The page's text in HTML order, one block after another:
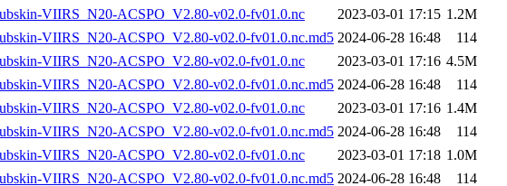
VIIRS_N20-ACSPO_V2.80-v02.0-fv01.0.nc
2023-03-01 17:15 1.2M
VIIRS_N20-ACSPO_V2.80-v02.0-fv01.0.nc.md5 2024-06-28 16:48
114
VIIRS_N20-ACSPO_V2.80-v02.0-fv01.0.nc
2023-03-01 17:16 4.5M
VIIRS_N20-ACSPO_V2.80-v02.0-fv01.0.nc.md5 2024-06-28 16:48
114
VIIRS_N20-ACSPO_V2.80-v02.0-fv01.0.nc
2023-03-01 17:16 1.4M
VIIRS_N20-ACSPO_V2.80-v02.0-fv01.0.nc.md5 2024-06-28 16:48
114
VIIRS_N20-ACSPO_V2.80-v02.0-fv01.0.nc
2023-03-01 17:18 1.0M
VIIRS_N20-ACSPO_V2.80-v02.0-fv01.0.nc.md5 2024-06-28 16:48
114